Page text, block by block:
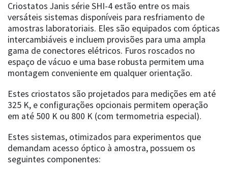
Criostatos Janis série SHI-4 estão entre os mais
versáteis sistemas disponíveis para resfriamento de
amostras laboratoriais. Eles são equipados com ópticas
intercambiáveis e incluem provisões para uma ampla
gama de conectores elétricos. Furos roscados no
espaço de vácuo e uma base robusta permitem uma
montagem conveniente em qualquer orientação.
Estes criostatos são projetados para medições em até
325 K, e configurações opcionais permitem operação
em até 500 K ou 800 K (com termometria especial).
Estes sistemas, otimizados para experimentos que
demandam acesso óptico à amostra, possuem os
seguintes componentes: